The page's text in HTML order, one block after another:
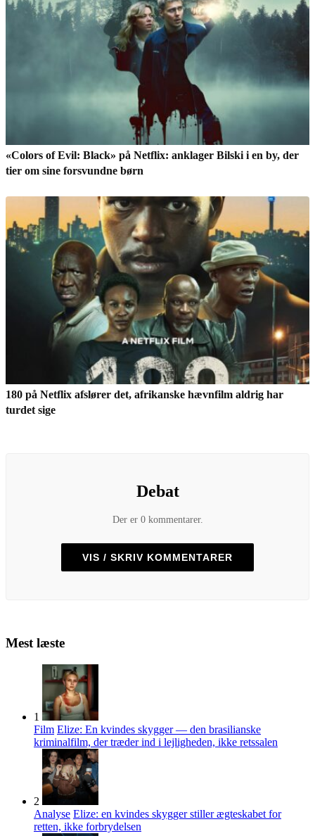
«Colors of Evil: Black» på Netflix: anklager Bilski i en by, der
tier om sine forsvundne børn
180 på Netflix afslører det, afrikanske hævnfilm aldrig har
turdet sige
Debat
Der er 0 kommentarer.
VIS / SKRIV KOMMENTARER
Mest læste
1
Film Elize: En kvindes skygger — den brasilianske
kriminalfilm, der træder ind i lejligheden, ikke retssalen
2
Analyse Elize: en kvindes skygger stiller ægteskabet for
retten, ikke forbrydelsen